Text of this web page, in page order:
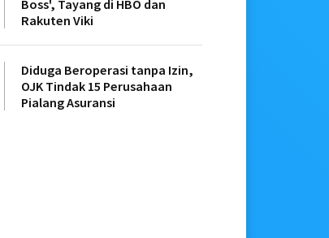
Boss', Tayang di HBO dan
Rakuten Viki
Diduga Beroperasi tanpa Izin,
OJK Tindak 15 Perusahaan
Pialang Asuransi